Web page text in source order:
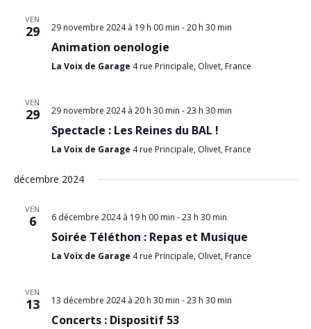
VEN
29 29 novembre 2024 à 19 h 00 min -20 h 30 min
Animation oenologie
La Voix de Garage 4 rue Principale, Olivet, France
VEN
29 29 novembre 2024 à 20 h 30 min -23 h 30 min
Spectacle : Les Reines du BAL !
La Voix de Garage 4 rue Principale, Olivet, France
décembre 2024
VEN
6 6 décembre 2024 à 19 h 00 min -23 h 30 min
Soirée Téléthon : Repas et Musique
La Voix de Garage 4 rue Principale, Olivet, France
VEN
13 13 décembre 2024 à 20 h 30 min -23 h 30 min
Concerts : Dispositif 53